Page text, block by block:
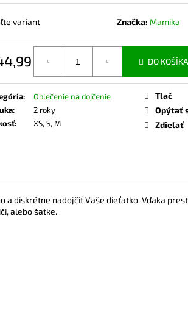
variant Značka: Mamika
DO KOŠÍKA
:
Oblečenie na dojčenie
:
2 roky
: XS, S, M
Tlač
Opýtať
Zdieľať
a diskrétne nadojčiť Vaše dieťatko. Vďaka
alebo šatke.
NA DOJČENIE ROSE